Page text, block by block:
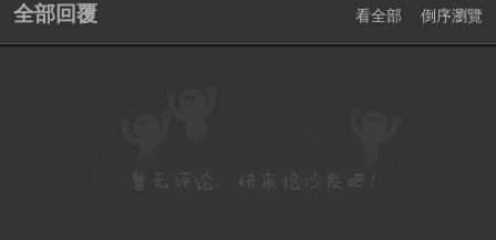
全部回覆 看全部 倒序瀏覽